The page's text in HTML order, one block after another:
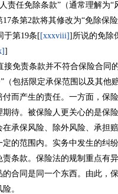
责任免除条款”（通常理解为
条第2款将其修改为“免除保
于第19条[ [xxxviii]]所说的免除
]
免责条款并不符合保险合同
（包括限定承保范围以及其他
而产生的责任。一方面，保
待。被保险人更关心的是保
承保风险、除外风险、承担
的范围内。实务中发生的纠
条款。保险法的规制重点有
合同是同一个东西。由此，
。